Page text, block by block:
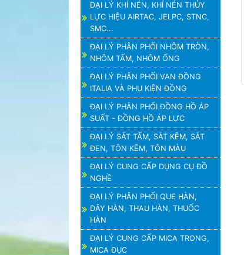
ĐẠI LÝ KHÍ NÉN, KHÍ NÉN THỦY
LỰC HIỆU AIRTAC, JELPC, STNC,
SMC...
ĐẠI LÝ PHÂN PHỐI NHÔM TRÒN,
NHÔM TẤM, NHÔM ỐNG
ĐẠI LÝ PHÂN PHỐI VAN ĐỒNG
ITALIA VÀ PHỤ KIỆN ĐỒNG
ĐẠI LÝ PHÂN PHỐI ĐỒNG HỒ ÁP
SUẤT - ĐỒNG HỒ ÁP LỰC
ĐẠI LÝ SẮT TẤM, SẮT KẼM, SẮT
ĐEN, TÔN KẼM, TÔN MÀU
ĐẠI LÝ CUNG CẤP DỤNG CỤ ĐỒ
NGHỀ
ĐẠI LÝ PHÂN PHỐI QUE HÀN,
DÂY HÀN, THAU HÀN, THUỐC
HÀN
ĐẠI LÝ CUNG CẤP MICA TRONG,
MICA ĐỤC